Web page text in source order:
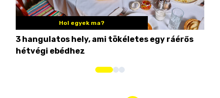
Hol egyek ma?
3 hangulatos hely, ami tökéletes egy ráérős
hétvégi ebédhez